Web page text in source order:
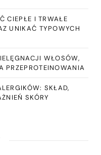
CIEPŁE I TRWAŁE
UNIKAĆ TYPOWYCH
WŁOSÓW,
PRZEPROTEINOWANIA
SKŁAD,
SKÓRY